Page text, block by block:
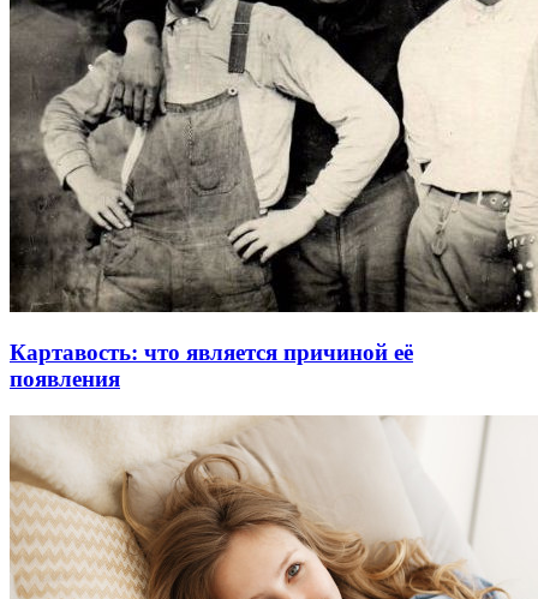
Картавость: что является причиной её
появления